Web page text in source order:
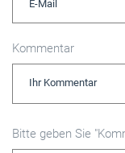
Kommentar
Bitte geben Sie